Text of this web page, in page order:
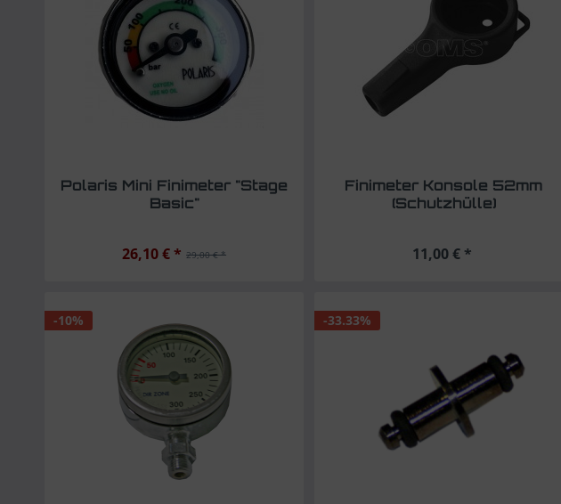
Polaris Mini Finimeter "Stage
Basic"
29,00 € *
26,10 € *
Finimeter Konsole 52mm
(Schutzhülle)
11,00 € *
-10% -33.33%